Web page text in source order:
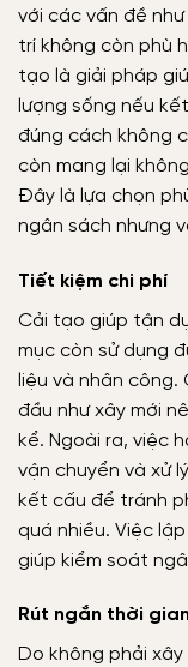
với các vấn đề
trí không còn phù
tạo là giải pháp
lượng sống nếu
đúng cách không
còn mang lại
Đây là lựa chọn
ngân sách nhưng
Tiết kiệm chi phí
Cải tạo giúp tận
mục còn sử dụng
liệu và nhân
đầu như xây mới
kể. Ngoài ra, việc
vận chuyển và xử
kết cấu để tránh
quá nhiều. Việc
giúp kiểm soát
Rút ngắn thời
Do không phải